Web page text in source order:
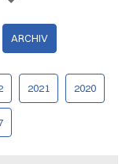
ARCHIV
2021 2020